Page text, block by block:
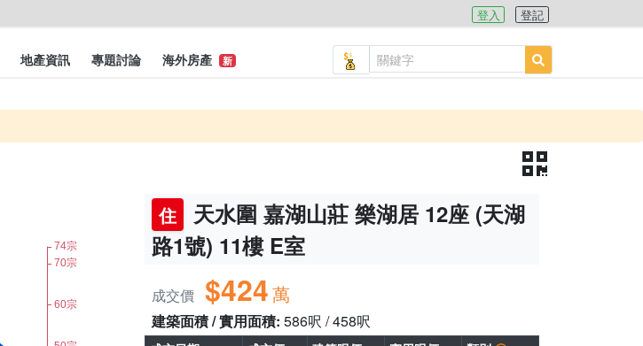
登入 登記
地產資訊 專題討論 海外房產 新
住
天水圍 嘉湖山莊 樂湖居 12座 (天湖
路1號) 11樓 E室
成交價 $424萬
建築面積 / 實用面積: 586呎 / 458呎